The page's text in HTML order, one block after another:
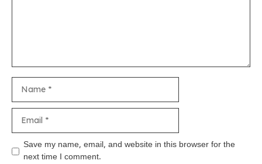
Save my name, email, and website in this browser for the
next time I comment.